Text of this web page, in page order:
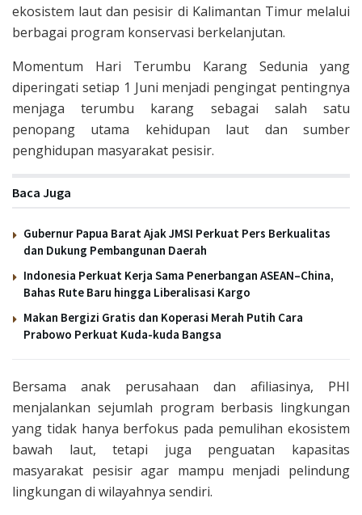
ekosistem laut dan pesisir di Kalimantan Timur melalui
berbagai program konservasi berkelanjutan.
Momentum Hari Terumbu Karang Sedunia yang
diperingati setiap 1 Juni menjadi pengingat pentingnya
menjaga terumbu karang sebagai salah satu
penopang utama kehidupan laut dan sumber
penghidupan masyarakat pesisir.
Baca Juga
Gubernur Papua Barat Ajak JMSI Perkuat Pers Berkualitas
dan Dukung Pembangunan Daerah
Indonesia Perkuat Kerja Sama Penerbangan ASEAN–China,
Bahas Rute Baru hingga Liberalisasi Kargo
Makan Bergizi Gratis dan Koperasi Merah Putih Cara
Prabowo Perkuat Kuda-kuda Bangsa
Bersama anak perusahaan dan afiliasinya, PHI
menjalankan sejumlah program berbasis lingkungan
yang tidak hanya berfokus pada pemulihan ekosistem
bawah laut, tetapi juga penguatan kapasitas
masyarakat pesisir agar mampu menjadi pelindung
lingkungan di wilayahnya sendiri.